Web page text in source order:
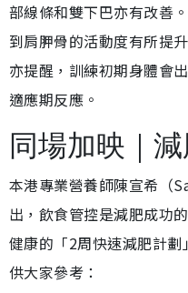
部線條和雙下巴亦有改善
到肩胛骨的活動度有所提
亦提醒，訓練初期身體會
適應期反應。
同場加映｜
本港專業營養師陳宣希（
出，飲食管控是減肥成功
健康的「2周快速減肥計劃
供大家參考：